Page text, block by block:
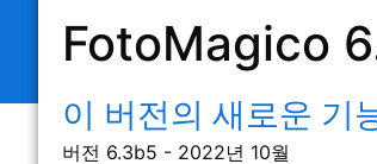
FotoMagico
이 버전의 새로운 기
버전 6.3b5 - 2022년 10월